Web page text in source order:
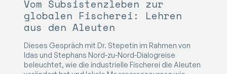
Vom Subsistenzleben zur
globalen Fischerei: Lehren
aus den Aleuten
Dieses Gespräch mit Dr. Stepetin im Rahmen von
Idas und Stephans Nord-zu-Nord-Dialogreise
beleuchtet, wie die industrielle Fischerei die Aleuten